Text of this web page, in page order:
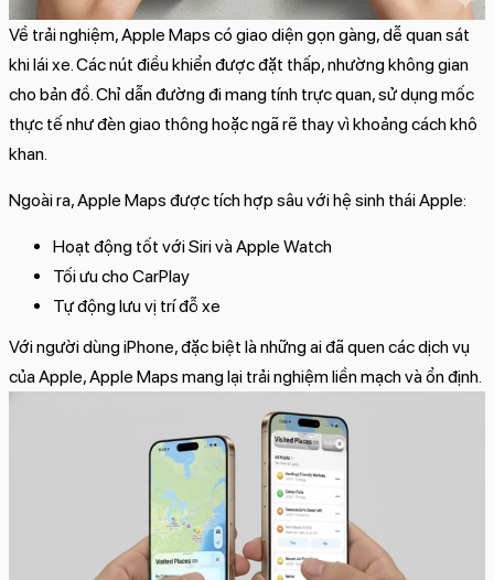
Về trải nghiệm, Apple Maps có giao diện gọn gàng, dễ quan sát
khi lái xe. Các nút điều khiển được đặt thấp, nhường không gian
cho bản đồ. Chỉ dẫn đường đi mang tính trực quan, sử dụng mốc
thực tế như đèn giao thông hoặc ngã rẽ thay vì khoảng cách khô
khan.
Ngoài ra, Apple Maps được tích hợp sâu với hệ sinh thái Apple:
Hoạt động tốt với Siri và Apple Watch
Tối ưu cho CarPlay
Tự động lưu vị trí đỗ xe
Với người dùng iPhone, đặc biệt là những ai đã quen các dịch vụ
của Apple, Apple Maps mang lại trải nghiệm liền mạch và ổn định.